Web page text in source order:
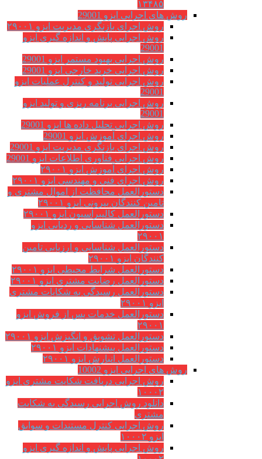
۱۳۴۸۵
روش های اجرایی ایزو 29001
روش اجرای بازنگری مدیریت ایزو ۲۹۰۰۱
روش اجرایی پایش و اندازه گیری ایزو
29001
روش اجرایی بهبود مستمر ایزو 29001
روش اجرایی خرید خارجی ایزو 29001
روش اجرایی تولید و کنترل عملیات ایزو
29001
روش اجرایی برنامه ریزی و تولید ایزو
29001
روش اجرایی تحلیل داده ها ایزو 29001
روش اجرای آموزش ایزو 29001
روش اجرای بازنگری مدیریت ایزو 29001
روش اجرایی فناوری اطلاعات ایزو 29001
روش اجرای آموزش ایزو ۲۹۰۰۱
روش اجرای فنی و مهندسی ایزو ۲۹۰۰۱
دستورالعمل محافظت از اموال مشتری و
تامین کنندگان بیرونی ایزو ۲۹۰۰۱
دستورالعمل کالیبراسیون ایزو ۲۹۰۰۱
دستورالعمل شناسایی و ردیابی ایزو
۲۹۰۰۱
دستورالعمل شناسایی و ارزیابی تامین
کنندگان ایزو ۲۹۰۰۱
دستورالعمل شرایط محیطی ایزو ۲۹۰۰۱
دستورالعمل رضایت مشتری ایزو ۲۹۰۰۱
دستورالعمل رسیدگی به شکایات مشتری
ایزو ۲۹۰۰۱
دستورالعمل خدمات پس از فروش ایزو
۲۹۰۰۱
دستورالعمل تشویق و انگیزش ایزو ۲۹۰۰۱
دستورالعمل پیشنهادات ایزو ۲۹۰۰۱
دستورالعمل انبارش ایزو ۲۹۰۰۱
روش های اجرایی ایزو 10002
روش اجرایی دریافت شکایت مشتری ایزو
۱۰۰۰۲
دانلود روش اجرایی رسیدگی به شکایت
مشتری
روش اجرایی کنترل مستندات و سوابق
ایزو ۱۰۰۰۲
روش اجرایی پایش و اندازه گیری ایزو